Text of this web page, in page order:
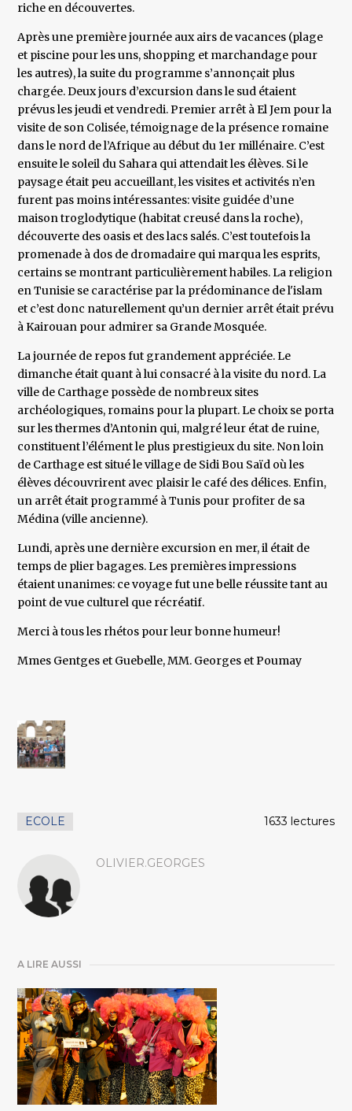
riche en découvertes.
Après une première journée aux airs de vacances (plage
et piscine pour les uns, shopping et marchandage pour
les autres), la suite du programme s’annonçait plus
chargée. Deux jours d’excursion dans le sud étaient
prévus les jeudi et vendredi. Premier arrêt à El Jem pour la
visite de son Colisée, témoignage de la présence romaine
dans le nord de l’Afrique au début du 1er millénaire. C’est
ensuite le soleil du Sahara qui attendait les élèves. Si le
paysage était peu accueillant, les visites et activités n’en
furent pas moins intéressantes: visite guidée d’une
maison troglodytique (habitat creusé dans la roche),
découverte des oasis et des lacs salés. C’est toutefois la
promenade à dos de dromadaire qui marqua les esprits,
certains se montrant particulièrement habiles. La religion
en Tunisie se caractérise par la prédominance de l'islam
et c’est donc naturellement qu’un dernier arrêt était prévu
à Kairouan pour admirer sa Grande Mosquée.
La journée de repos fut grandement appréciée. Le
dimanche était quant à lui consacré à la visite du nord. La
ville de Carthage possède de nombreux sites
archéologiques, romains pour la plupart. Le choix se porta
sur les thermes d’Antonin qui, malgré leur état de ruine,
constituent l’élément le plus prestigieux du site. Non loin
de Carthage est situé le village de Sidi Bou Saïd où les
élèves découvrirent avec plaisir le café des délices. Enfin,
un arrêt était programmé à Tunis pour profiter de sa
Médina (ville ancienne).
Lundi, après une dernière excursion en mer, il était de
temps de plier bagages. Les premières impressions
étaient unanimes: ce voyage fut une belle réussite tant au
point de vue culturel que récréatif.
Merci à tous les rhétos pour leur bonne humeur!
Mmes Gentges et Guebelle, MM. Georges et Poumay
ECOLE 1633 lectures
OLIVIER.GEORGES
A LIRE AUSSI